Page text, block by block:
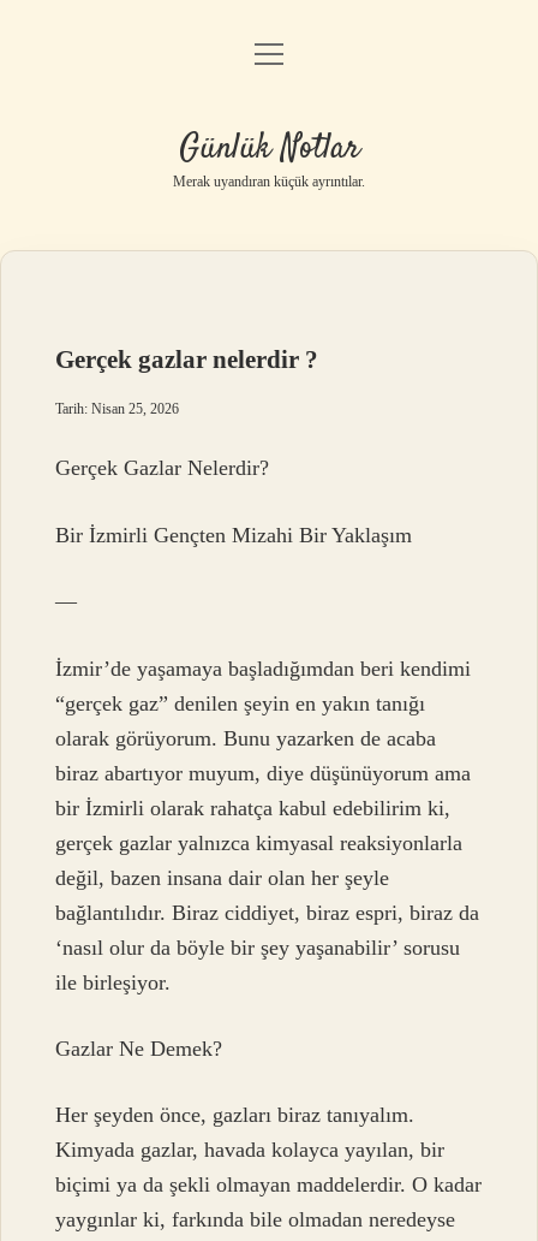
Anasayfa
Yasal Uyarı
menüyü
Günlük Notlar
Merak uyandıran küçük ayrıntılar.
Gerçek gazlar nelerdir ?
Tarih: Nisan 25, 2026
Gerçek Gazlar Nelerdir?
Bir İzmirli Gençten Mizahi Bir Yaklaşım
—
İzmir’de yaşamaya başladığımdan beri kendimi
“gerçek gaz” denilen şeyin en yakın tanığı
olarak görüyorum. Bunu yazarken de acaba
biraz abartıyor muyum, diye düşünüyorum ama
bir İzmirli olarak rahatça kabul edebilirim ki,
gerçek gazlar yalnızca kimyasal reaksiyonlarla
değil, bazen insana dair olan her şeyle
bağlantılıdır. Biraz ciddiyet, biraz espri, biraz da
‘nasıl olur da böyle bir şey yaşanabilir’ sorusu
ile birleşiyor.
Gazlar Ne Demek?
Her şeyden önce, gazları biraz tanıyalım.
Kimyada gazlar, havada kolayca yayılan, bir
biçimi ya da şekli olmayan maddelerdir. O kadar
yaygınlar ki, farkında bile olmadan neredeyse